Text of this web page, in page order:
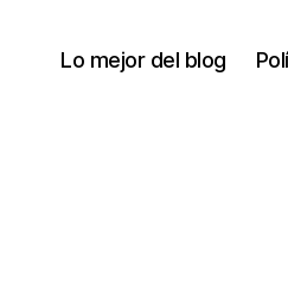
Lo mejor del blog